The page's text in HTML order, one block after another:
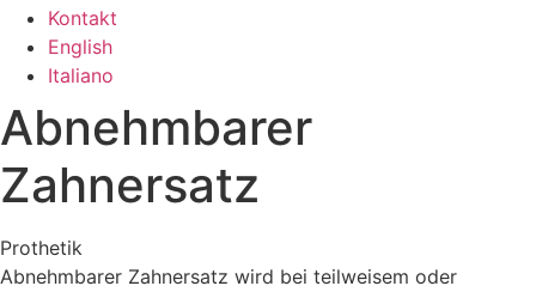
Kontakt
English
Italiano
Abnehmbarer
Zahnersatz
Prothetik
Abnehmbarer Zahnersatz wird bei teilweisem oder